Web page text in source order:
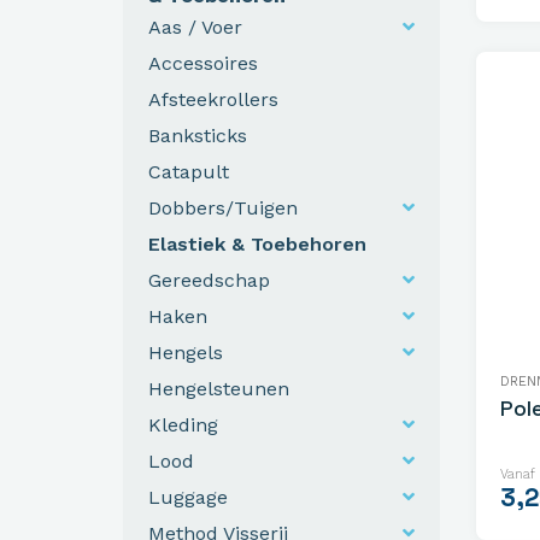
Aas / Voer
Accessoires
Afsteekrollers
Banksticks
Catapult
Dobbers/Tuigen
Elastiek & Toebehoren
Gereedschap
Haken
Hengels
Hengelsteunen
Kleding
Lood
Luggage
Method Visserij
Vanaf